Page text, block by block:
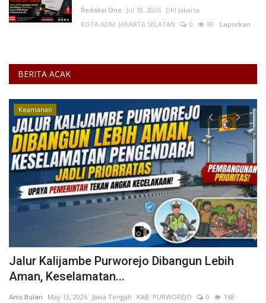
Redaksi One Jul 18, 2026 DKI Jakarta
KOTA ADM. JAKARTA SELATAN
0 80 Laporkan
BERITA ACAK
Keamanan
Jalur Kalijambe Purworejo Dibangun Lebih
Aman, Keselamatan...
Anis Bulan May 13, 2026 Jawa Tengah KAB. PURWOREJO 0
168